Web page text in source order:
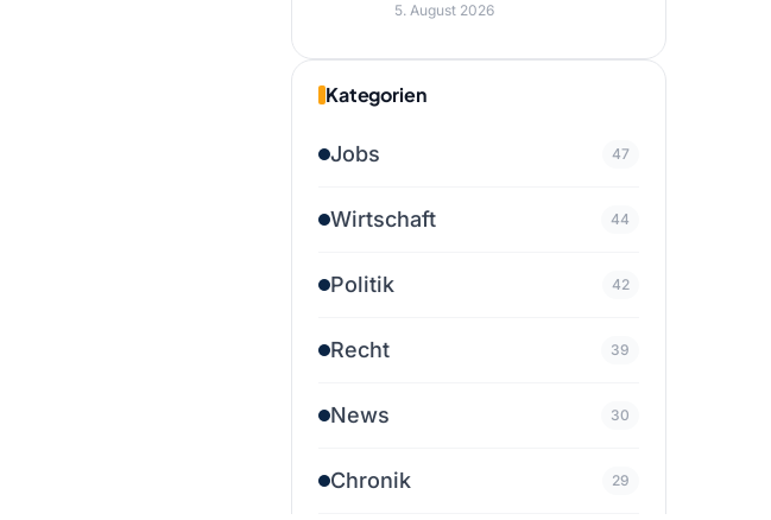
5. August 2026
Kategorien
Jobs 47
Wirtschaft 44
Politik 42
Recht 39
News 30
Chronik 29